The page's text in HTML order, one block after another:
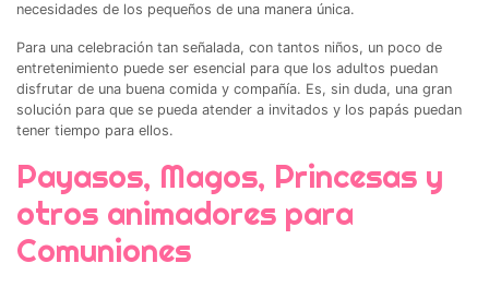
necesidades de los pequeños de una manera única.
Para una celebración tan señalada, con tantos niños, un poco de
entretenimiento puede ser esencial para que los adultos puedan
disfrutar de una buena comida y compañía. Es, sin duda, una gran
solución para que se pueda atender a invitados y los papás puedan
tener tiempo para ellos.
Payasos, Magos, Princesas y
otros animadores para
Comuniones